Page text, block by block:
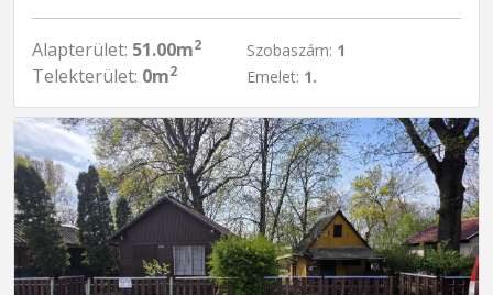
Alapterület: 51.00m2
Telekterület: 0m2
Szobaszám: 1
Emelet: 1.